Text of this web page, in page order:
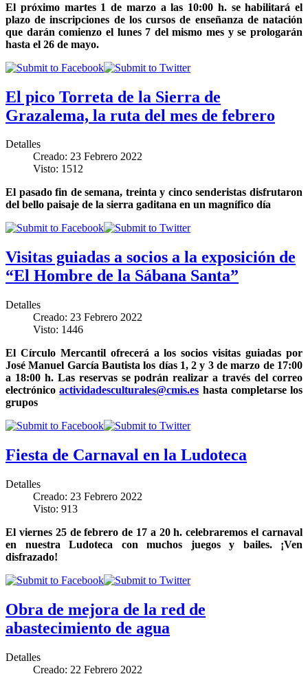
El próximo martes 1 de marzo a las 10:00 h. se habilitará el
plazo de inscripciones de los cursos de enseñanza de natación
que darán comienzo el lunes 7 del mismo mes y se prologarán
hasta el 26 de mayo.
El pico Torreta de la Sierra de
Grazalema, la ruta del mes de febrero
Detalles
Creado: 23 Febrero 2022
Visto: 1512
El pasado fin de semana, treinta y cinco senderistas disfrutaron
del bello paisaje de la sierra gaditana en un magnífico día
Visitas guiadas a socios a la exposición de
“El Hombre de la Sábana Santa”
Detalles
Creado: 23 Febrero 2022
Visto: 1446
El Círculo Mercantil ofrecerá a los socios visitas guiadas por
José Manuel García Bautista los días 1, 2 y 3 de marzo de 17:00
a 18:00 h. Las reservas se podrán realizar a través del correo
electrónicoactividadesculturales@cmis.es hasta completarse los
grupos
Fiesta de Carnaval en la Ludoteca
Detalles
Creado: 23 Febrero 2022
Visto: 913
El viernes 25 de febrero de 17 a 20 h. celebraremos el carnaval
en nuestra Ludoteca con muchos juegos y bailes. ¡Ven
disfrazado!
Obra de mejora de la red de
abastecimiento de agua
Detalles
Creado: 22 Febrero 2022